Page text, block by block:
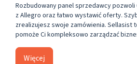
Rozbudowany panel sprzedawcy pozwoli
z Allegro oraz łatwo wystawić oferty.
zrealizujesz swoje zamówienia. Sellasist
pomoże Ci kompleksowo zarządzać
Więcej